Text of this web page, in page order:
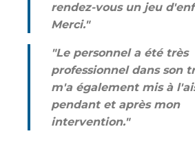
rendez-vous un jeu
Merci."
"Le personnel a été très
professionnel dans son
m'a également mis à
pendant et après mon
intervention."